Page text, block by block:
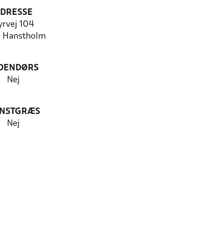
104
Hanstholm
Nej
Nej